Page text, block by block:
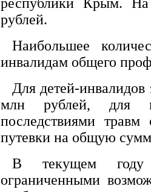
рублей.
Наибольшее
инвалидам общего
Для детей-
млн рублей, для
последствиями
путевки на общую
В текущем году
ограниченными